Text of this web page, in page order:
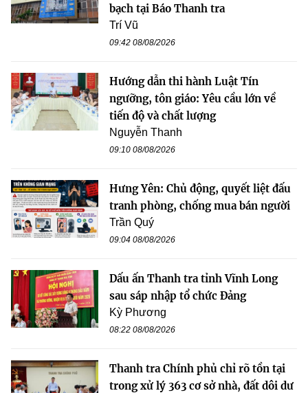
bạch tại Báo Thanh tra
Trí Vũ
09:42 08/08/2026
Hướng dẫn thi hành Luật Tín
ngưỡng, tôn giáo: Yêu cầu lớn về
tiến độ và chất lượng
Nguyễn Thanh
09:10 08/08/2026
Hưng Yên: Chủ động, quyết liệt đấu
tranh phòng, chống mua bán người
Trần Quý
09:04 08/08/2026
Dấu ấn Thanh tra tỉnh Vĩnh Long
sau sáp nhập tổ chức Đảng
Kỳ Phương
08:22 08/08/2026
Thanh tra Chính phủ chỉ rõ tồn tại
trong xử lý 363 cơ sở nhà, đất dôi dư